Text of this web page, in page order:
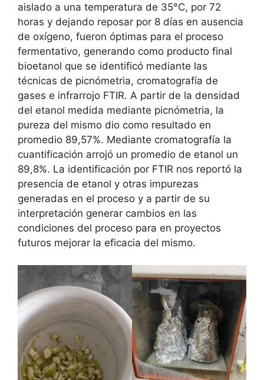
aislado a una temperatura de 35°C, por 72
horas y dejando reposar por 8 días en ausencia
de oxígeno, fueron óptimas para el proceso
fermentativo, generando como producto final
bioetanol que se identificó mediante las
técnicas de picnómetria, cromatografía de
gases e infrarrojo FTIR. A partir de la densidad
del etanol medida mediante picnómetria, la
pureza del mismo dio como resultado en
promedio 89,57%. Mediante cromatografía la
cuantificación arrojó un promedio de etanol un
89,8%. La identificación por FTIR nos reportó la
presencia de etanol y otras impurezas
generadas en el proceso y a partir de su
interpretación generar cambios en las
condiciones del proceso para en proyectos
futuros mejorar la eficacia del mismo.